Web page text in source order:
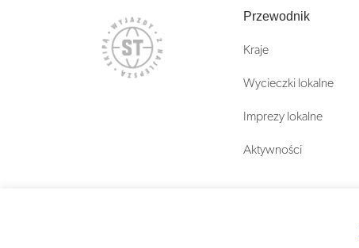
Przewodnik
Kraje
Wycieczki lokalne
Imprezy lokalne
Aktywności